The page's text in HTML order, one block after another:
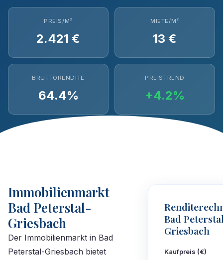
PREIS/M²
2.421 €
MIETE/M²
13 €
BRUTTORENDITE
64.4%
PREISTREND
+4.2%
Immobilienmarkt
Bad Peterstal-
Griesbach
Der Immobilienmarkt in Bad
Peterstal-Griesbach bietet
Bad
Griesbach
Kaufpreis (€)